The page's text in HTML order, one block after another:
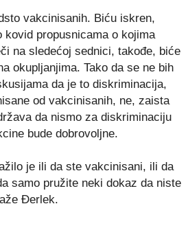
vakcinisanih. Biću iskren,
propusnicama o kojima
na sledećoj sednici, takođe, biće
okupljanjima. Tako da se ne bih
da je to diskriminacija,
od vakcinisanih, ne, zaista
da nismo za diskriminaciju
bude dobrovoljne.
je ili da ste vakcinisani, ili da
samo pružite neki dokaz da niste
Đerlek.